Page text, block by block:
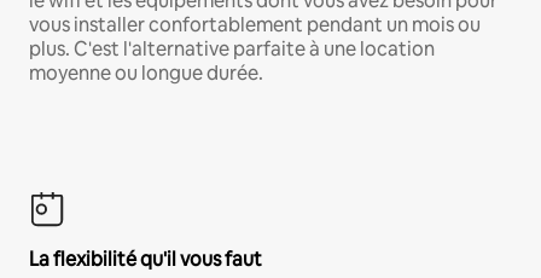
vous installer confortablement pendant un mois ou
plus. C'est l'alternative parfaite à une location
moyenne ou longue durée.
La flexibilité qu'il vous faut